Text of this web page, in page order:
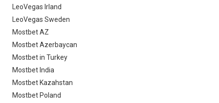
LeoVegas Irland
LeoVegas Sweden
Mostbet AZ
Mostbet Azerbaycan
Mostbet in Turkey
Mostbet India
Mostbet Kazahstan
Mostbet Poland